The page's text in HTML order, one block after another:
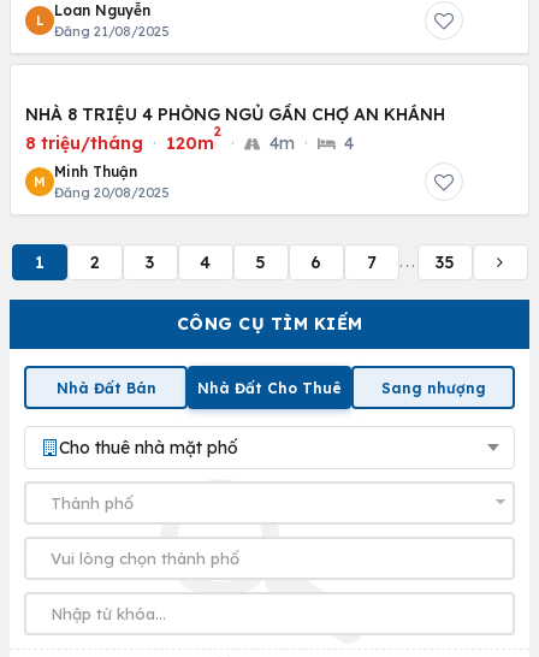
CÔNG CỤ TÌM KIẾM
Nhà Đất Bán Nhà Đất Cho Thuê Sang nhượng
Cho thuê nhà mặt phố
L
Loan Nguyễn
Đăng 21/08/2025
NHÀ 8 TRIỆU 4 PHÒNG NGỦ GẦN CHỢ AN KHÁNH
8 triệu/tháng · 120m
2
· 4m · 4
M
Minh Thuận
Đăng 20/08/2025
1 2 3 4 5 6 7 ... 35